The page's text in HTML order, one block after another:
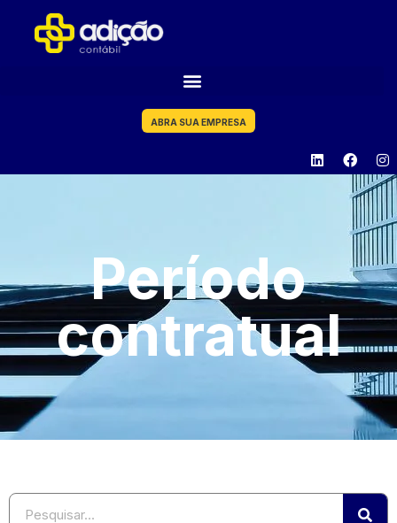
ABRA SUA EMPRESA
Período
contratual